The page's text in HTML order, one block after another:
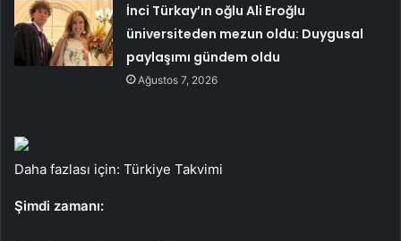
İnci Türkay’ın oğlu Ali Eroğlu
üniversiteden mezun oldu: Duygusal
paylaşımı gündem oldu
Ağustos 7, 2026
Daha fazlası için: Türkiye Takvimi
Şimdi zamanı: